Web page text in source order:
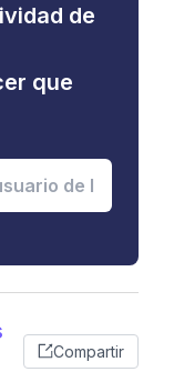
de
que
Compartir